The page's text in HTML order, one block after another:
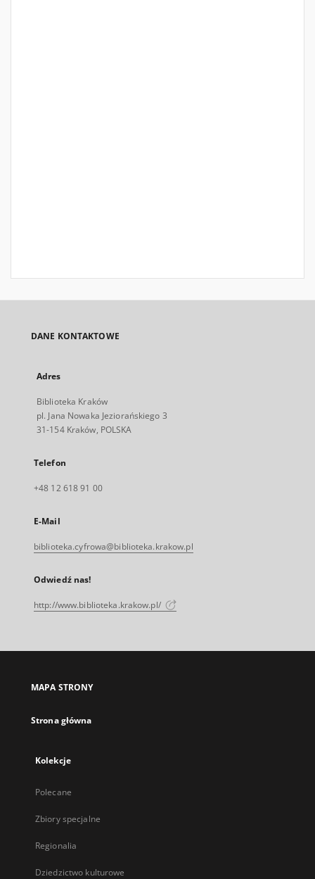
DANE KONTAKTOWE
Adres
Biblioteka Kraków
pl. Jana Nowaka Jeziorańskiego 3
31-154 Kraków, POLSKA
Telefon
+48 12 618 91 00
E-Mail
biblioteka.cyfrowa@biblioteka.krakow.pl
Odwiedź nas!
http://www.biblioteka.krakow.pl/
MAPA STRONY
Strona główna
Kolekcje
Polecane
Zbiory specjalne
Regionalia
Dziedzictwo kulturowe